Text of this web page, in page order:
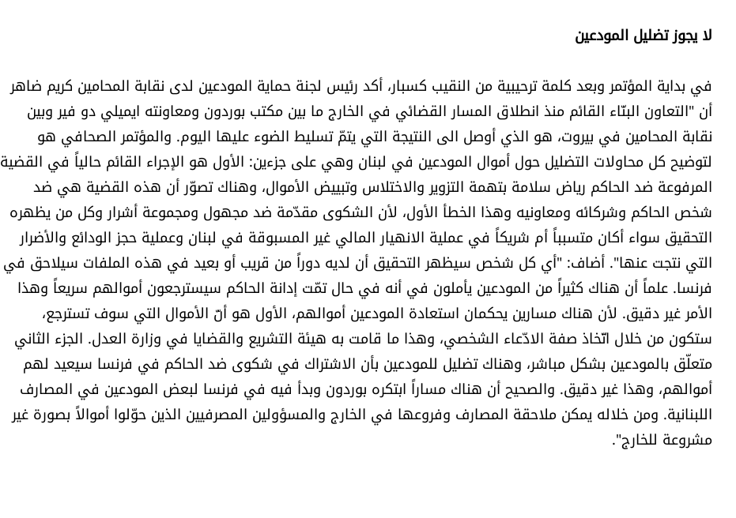
لا يجوز تضليل المودعين
في بداية المؤتمر وبعد كلمة ترحيبية من النقيب كسبار، أكد رئيس لجنة حماية المودعين لدى نقابة المحامين كريم ضاهر
أن "التعاون البنّاء القائم منذ انطلاق المسار القضائي في الخارج ما بين مكتب بوردون ومعاونته ايميلي دو فير وبين
نقابة المحامين في بيروت، هو الذي أوصل الى النتيجة التي يتمّ تسليط الضوء عليها اليوم. والمؤتمر الصحافي هو
لتوضيح كل محاولات التضليل حول أموال المودعين في لبنان وهي على جزءين: الأول هو الإجراء القائم حالياً في القضية
المرفوعة ضد الحاكم رياض سلامة بتهمة التزوير والاختلاس وتبييض الأموال، وهناك تصوّر أن هذه القضية هي ضد
شخص الحاكم وشركائه ومعاونيه وهذا الخطأ الأول، لأن الشكوى مقدّمة ضد مجهول ومجموعة أشرار وكل من يظهره
التحقيق سواء أكان متسبباً أم شريكاً في عملية الانهيار المالي غير المسبوقة في لبنان وعملية حجز الودائع والأضرار
التي نتجت عنها". أضاف: "أي كل شخص سيظهر التحقيق أن لديه دوراً من قريب أو بعيد في هذه الملفات سيلاحق في
فرنسا. علماً أن هناك كثيراً من المودعين يأملون في أنه في حال تمّت إدانة الحاكم سيسترجعون أموالهم سريعاً وهذا
الأمر غير دقيق. لأن هناك مسارين يحكمان استعادة المودعين أموالهم، الأول هو أنّ الأموال التي سوف تسترجع،
ستكون من خلال اتّخاذ صفة الادّعاء الشخصي، وهذا ما قامت به هيئة التشريع والقضايا في وزارة العدل. الجزء الثاني
متعلّق بالمودعين بشكل مباشر، وهناك تضليل للمودعين بأن الاشتراك في شكوى ضد الحاكم في فرنسا سيعيد لهم
أموالهم، وهذا غير دقيق. والصحيح أن هناك مساراً ابتكره بوردون وبدأ فيه في فرنسا لبعض المودعين في المصارف
اللبنانية. ومن خلاله يمكن ملاحقة المصارف وفروعها في الخارج والمسؤولين المصرفيين الذين حوّلوا أموالاً بصورة غير
مشروعة للخارج".